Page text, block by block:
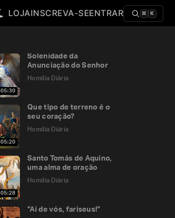
LOJAINSCREVA-SEENTRAR ⌘ K
05:30
Solenidade da
Anunciação do Senhor
Homilia Diária
05:20
Que tipo de terreno é o
seu coração?
Homilia Diária
05:28
Santo Tomás de Aquino,
uma alma de oração
Homilia Diária
“Ai de vós, fariseus!”